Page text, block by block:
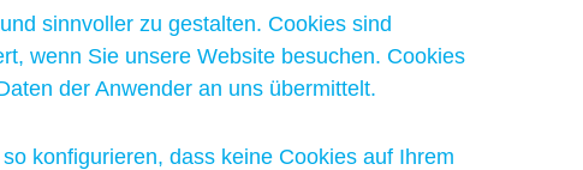
sinnvoller zu gestalten. Cookies sind
wenn Sie unsere Website besuchen. Cookies
der Anwender an uns übermittelt.
konfigurieren, dass keine Cookies auf Ihrem